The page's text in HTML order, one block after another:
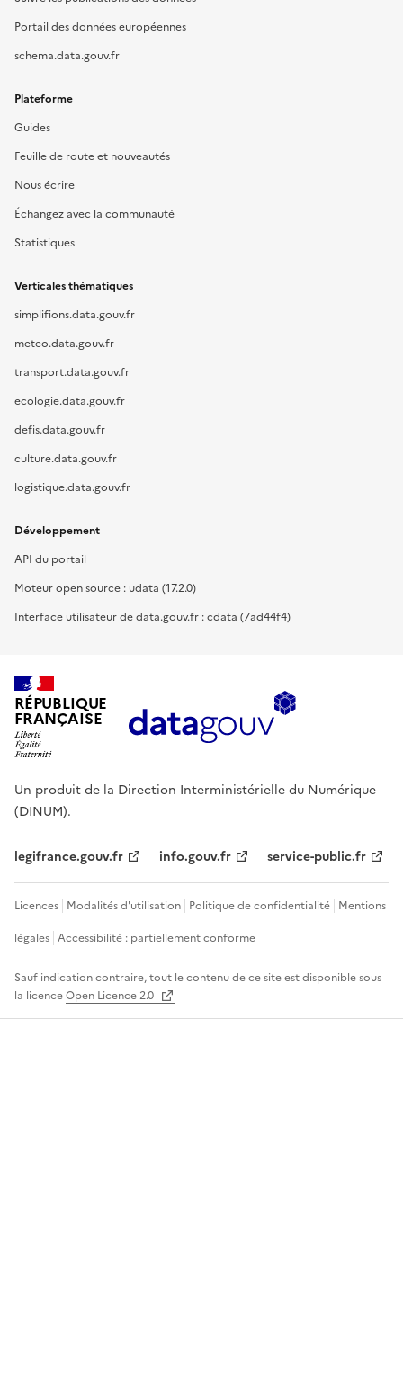
Portail des données européennes
schema.data.gouv.fr
Plateforme
Guides
Feuille de route et nouveautés
Nous écrire
Échangez avec la communauté
Statistiques
Verticales thématiques
simplifions.data.gouv.fr
meteo.data.gouv.fr
transport.data.gouv.fr
ecologie.data.gouv.fr
defis.data.gouv.fr
culture.data.gouv.fr
logistique.data.gouv.fr
Développement
API du portail
Moteur open source : udata (17.2.0)
Interface utilisateur de data.gouv.fr : cdata (7ad44f4)
RÉPUBLIQUE
FRANÇAISE
Un produit de la Direction Interministérielle du Numérique
(DINUM).
legifrance.gouv.fr info.gouv.fr service-public.fr
Licences Modalités d'utilisation Politique de confidentialité Mentions
légales Accessibilité : partiellement conforme
Sauf indication contraire, tout le contenu de ce site est disponible sous
la licenceOpen Licence 2.0